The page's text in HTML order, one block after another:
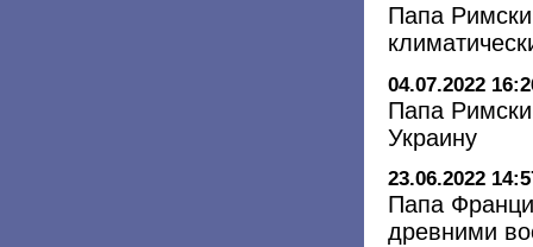
Папа
04.07.2022
Папа
Украину
23.06.2022
Папа
древними